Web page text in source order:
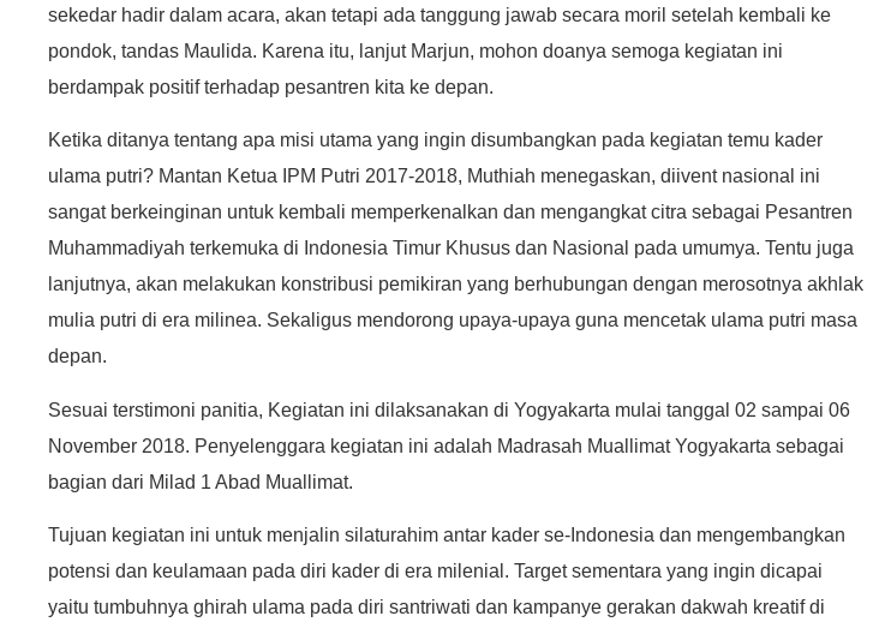
sekedar hadir dalam acara, akan tetapi ada tanggung jawab secara moril setelah kembali ke
pondok, tandas Maulida. Karena itu, lanjut Marjun, mohon doanya semoga kegiatan ini
berdampak positif terhadap pesantren kita ke depan.
Ketika ditanya tentang apa misi utama yang ingin disumbangkan pada kegiatan temu kader
ulama putri? Mantan Ketua IPM Putri 2017-2018, Muthiah menegaskan, diivent nasional ini
sangat berkeinginan untuk kembali memperkenalkan dan mengangkat citra sebagai Pesantren
Muhammadiyah terkemuka di Indonesia Timur Khusus dan Nasional pada umumya. Tentu juga
lanjutnya, akan melakukan konstribusi pemikiran yang berhubungan dengan merosotnya akhlak
mulia putri di era milinea. Sekaligus mendorong upaya-upaya guna mencetak ulama putri masa
depan.
Sesuai terstimoni panitia, Kegiatan ini dilaksanakan di Yogyakarta mulai tanggal 02 sampai 06
November 2018. Penyelenggara kegiatan ini adalah Madrasah Muallimat Yogyakarta sebagai
bagian dari Milad 1 Abad Muallimat.
Tujuan kegiatan ini untuk menjalin silaturahim antar kader se-Indonesia dan mengembangkan
potensi dan keulamaan pada diri kader di era milenial. Target sementara yang ingin dicapai
yaitu tumbuhnya ghirah ulama pada diri santriwati dan kampanye gerakan dakwah kreatif di